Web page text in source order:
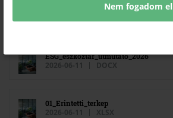
Nem fogadom el
ESG_eszkoztar_utmutato_2026
2026-06-11 DOCX
01_Erintetti_terkep
2026-06-11 XLSX